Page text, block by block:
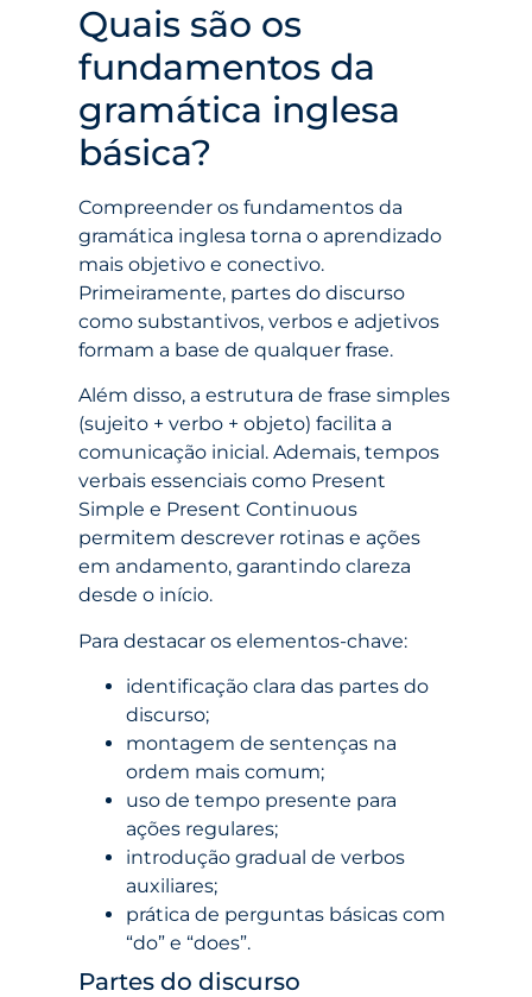
Quais são os
fundamentos da
gramática inglesa
básica?
Compreender os fundamentos da
gramática inglesa torna o aprendizado
mais objetivo e conectivo.
Primeiramente, partes do discurso
como substantivos, verbos e adjetivos
formam a base de qualquer frase.
Além disso, a estrutura de frase simples
(sujeito + verbo + objeto) facilita a
comunicação inicial. Ademais, tempos
verbais essenciais como Present
Simple e Present Continuous
permitem descrever rotinas e ações
em andamento, garantindo clareza
desde o início.
Para destacar os elementos-chave:
identificação clara das partes do
discurso;
montagem de sentenças na
ordem mais comum;
uso de tempo presente para
ações regulares;
introdução gradual de verbos
auxiliares;
prática de perguntas básicas com
“do” e “does”.
Partes do discurso